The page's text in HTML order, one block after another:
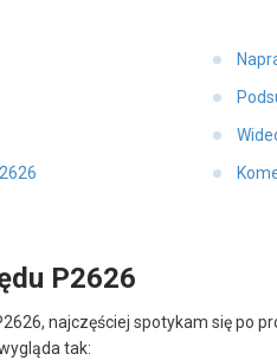
P2626
najczęściej spotykam się po
tak: